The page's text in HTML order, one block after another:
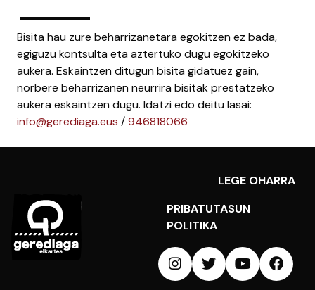
Bisita hau zure beharrizanetara egokitzen ez bada,
egiguzu kontsulta eta aztertuko dugu egokitzeko
aukera. Eskaintzen ditugun bisita gidatuez gain,
norbere beharrizanen neurrira bisitak prestatzeko
aukera eskaintzen dugu. Idatzi edo deitu lasai:
info@gerediaga.eus /946818066
LEGE OHARRA
PRIBATUTASUN
POLITIKA